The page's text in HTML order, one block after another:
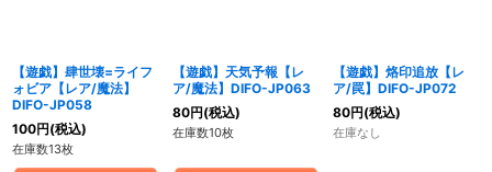
【遊戯】肆世壊=ライフ
ォビア【レア/魔法】
DIFO-JP058
100円(税込)
在庫数13枚
【遊戯】天気予報【レ
ア/魔法】DIFO-JP063
80円(税込)
在庫数10枚
【遊戯】烙印追放【レ
ア/罠】DIFO-JP072
80円(税込)
在庫なし